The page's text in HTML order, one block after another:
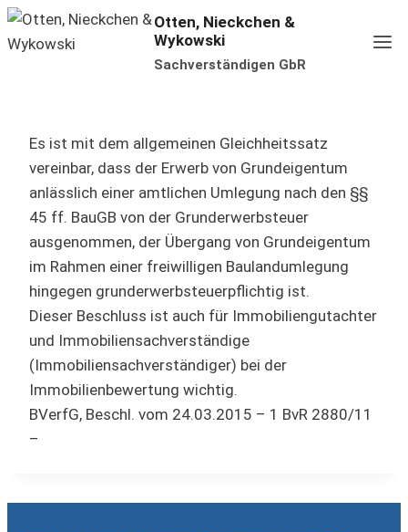
Zum
Inhalt
Otten, Nieckchen &
Wykowski
Sachverständigen GbR
Es ist mit dem allgemeinen Gleichheitssatz
vereinbar, dass der Erwerb von Grundeigentum
anlässlich einer amtlichen Umlegung nach den §§
45 ff. BauGB von der Grunderwerbsteuer
ausgenommen, der Übergang von Grundeigentum
im Rahmen einer freiwilligen Baulandumlegung
hingegen grunderwerbsteuerpflichtig ist.
Dieser Beschluss ist auch für Immobiliengutachter
und Immobiliensachverständige
(Immobiliensachverständiger) bei der
Immobilienbewertung wichtig.
BVerfG, Beschl. vom 24.03.2015 – 1 BvR 2880/11
–